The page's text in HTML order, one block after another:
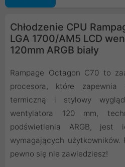
Chłodzenie CPU
LGA 1700/AM5 LCD
120mm ARGB biały
Rampage Octagon C70 to
procesora, które zapewnia
termiczną i stylowy
wentylatora 120 mm,
podświetlenia ARGB, jest
wymagających użytkowników.
pewno się nie zawiedziesz!